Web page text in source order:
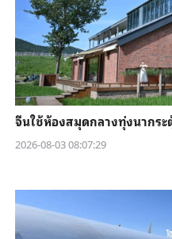
จีนใช้ห้องสมุดกลางทุ่งนากร
2026-08-03 08:07:29